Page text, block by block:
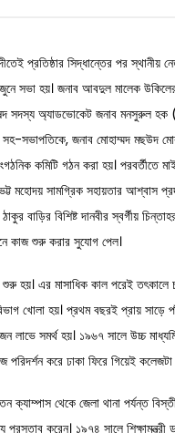
প্রতিষ্ঠার সিদ্ধান্তের পর স্থানীয়
সভা হয়। জনাব আবদুল মালেক
সদস্য অ্যাডভোকেট জনাব মনসুরুল হক
সহ-সভাপতিকে, জনাব মোহাম্মদ মছউদ
কমিটি গঠন করা হয়। পরবর্তীতে
মহোদয় সামগ্রিক সহায়তার আশ্বাস
বাড়ির বিশিষ্ট দানবীর স্বর্গীয়
কাজ শুরু করার সুযোগ পেল।
হয়। এর মাসাধিক কাল পরেই তৎকালে
খোলা হয়। প্রথম বছরই প্রায়
লাভে সমর্থ হয়। ১৯৬৭ সালে উচ্চ
করে ঢাকা ফিরে গিয়েই
থেকে জেলা থানা পর্যন্ত
করেন। ১৯৭৪ সালে